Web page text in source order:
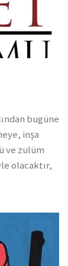
bugüne
inşa
ve zulüm
olacaktır,